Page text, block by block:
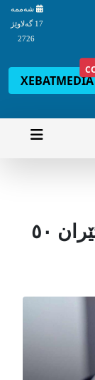
شه‌ممه‌
17 گه‌لاوێژ
2726
XEBATMEDIA
ڕێککەوتن لەگەڵ ڕژیمی ئێران ٥٠